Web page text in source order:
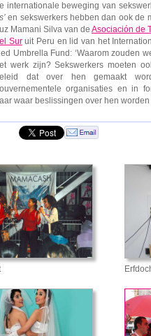
internationale beweging van
en sekswerkers hebben dan ook de
Mamani Silva van de Asociación de
Suruit Peru en lid van het
Umbrella Fund: ‘Waarom zouden
werk zijn? Sekswerkers moeten
dat over hen gemaakt
organisaties en in
waar beslissingen over hen worden